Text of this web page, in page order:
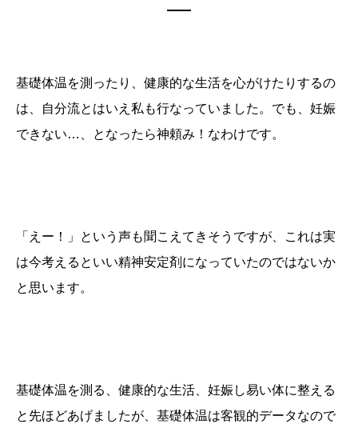
基礎体温を測ったり、健康的な生活を心がけたりするの
は、自分流とはいえ私も行なっていました。でも、妊娠
できない…、となったら神頼み！なわけです。
「えー！」という声も聞こえてきそうですが、これは実
は今考えるといい精神安定剤になっていたのではないか
と思います。
基礎体温を測る、健康的な生活、妊娠し易い体に整える
と先ほどあげましたが、基礎体温は客観的データなので